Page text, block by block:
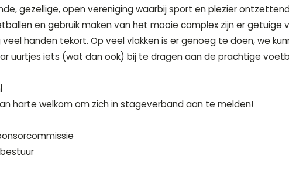
gezellige, open vereniging waarbij sport en plezier
en gebruik maken van het mooie complex zijn er
handen tekort. Op veel vlakken is er genoeg te doen, we
uurtjes iets (wat dan ook) bij te dragen aan de prachtige
harte welkom om zich in stageverband aan te melden!